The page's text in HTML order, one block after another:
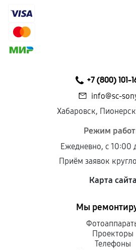
+7 (800) 101-
info@sc-
Хабаровск,
Режим
Ежедневно, с 10:00
Приём заявок
Карта сайта
Мы
Проекторы
Телефоны